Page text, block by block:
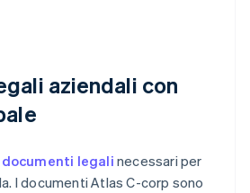
aziendali con
documenti legali necessari per
I documenti Atlas C-corp sono